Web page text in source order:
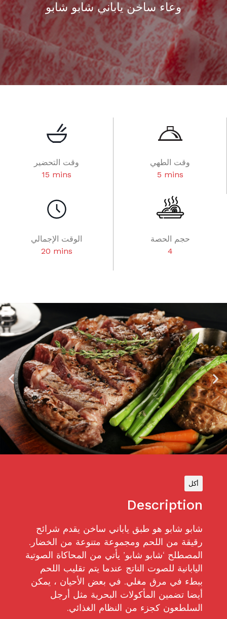
وعاء ساخن ياباني شابو شابو
وقت التحضير
15 mins
وقت الطهي
5 mins
الوقت الإجمالي
20 mins
حجم الحصة
4
أكل
Description
شابو شابو هو طبق ياباني ساخن يقدم شرائح
رقيقة من اللحم ومجموعة متنوعة من الخضار.
المصطلح ‘شابو شابو’ يأتي من المحاكاة الصوتية
اليابانية للصوت الناتج عندما يتم تقليب اللحم
ببطء في مرق مغلي. في بعض الأحيان ، يمكن
أيضا تضمين المأكولات البحرية مثل أرجل
السلطعون كجزء من النظام الغذائي.